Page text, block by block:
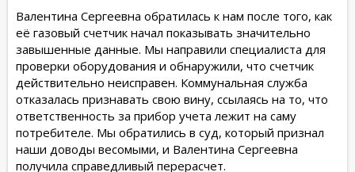
Валентина Сергеевна обратилась к нам после того, как
её газовый счетчик начал показывать значительно
завышенные данные. Мы направили специалиста для
проверки оборудования и обнаружили, что счетчик
действительно неисправен. Коммунальная служба
отказалась признавать свою вину, ссылаясь на то, что
ответственность за прибор учета лежит на саму
потребителе. Мы обратились в суд, который признал
наши доводы весомыми, и Валентина Сергеевна
получила справедливый перерасчет.